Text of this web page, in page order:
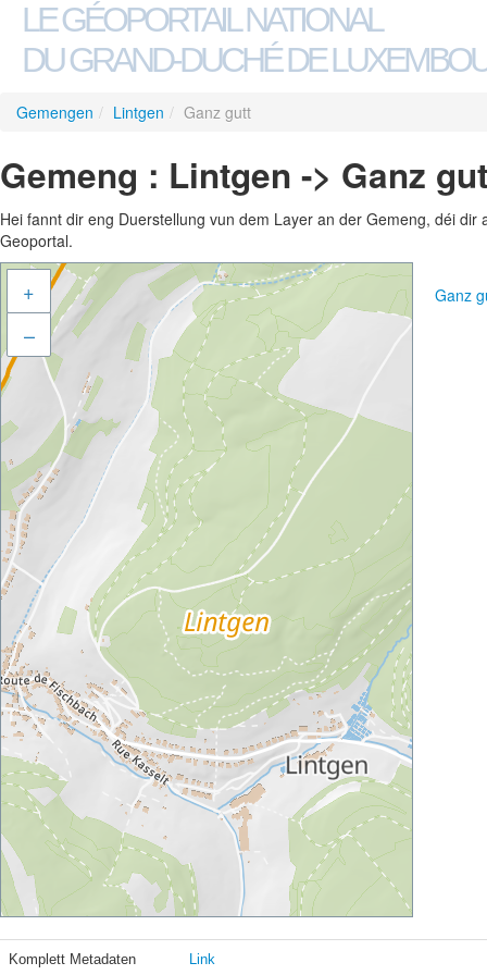
LE GÉOPORTAIL NATIONAL
DU GRAND-DUCHÉ DE
Gemengen / Lintgen / Ganz gutt
Gemeng : Lintgen -> Ganz
Hei fannt dir eng Duerstellung vun dem Layer an der Gemeng, déi
Geoportal.
+
–
Ganz
Komplett Metadaten Link